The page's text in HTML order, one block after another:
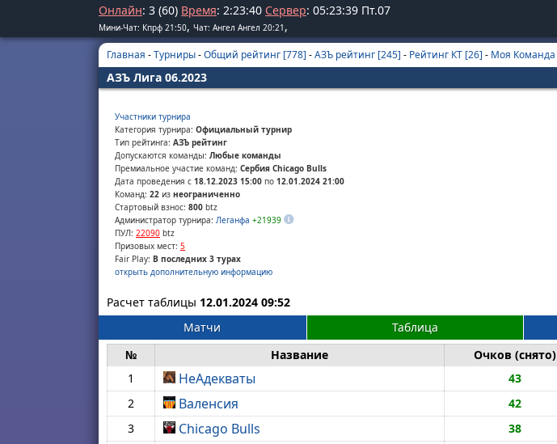
Онлайн: 3 (60) Время: 2:23:40 Сервер: 05:23:39 Пт.07
Мини-Чат: Кпрф 21:50, Чат: Ангел Ангел 20:21 ,
Главная -Турниры-Общий рейтинг [778] -АЗЪ рейтинг [245] - Рейтинг КТ [26] - Моя Команда
АЗЪ Лига 06.2023
Участники турнира
Категория турнира: Официальный турнир
Тип рейтинга: АЗЪ рейтинг
Допускаются команды: Любые команды
Премиальное участие команд: Сербия Chicago Bulls
Дата проведения с 18.12.2023 15:00 по 12.01.2024 21:00
Команд: 22 из неограниченно
Стартовый взнос: 800 btz
Администратор турнира: Леганфа +21939
ПУЛ: 22090 btz
Призовых мест: 5
Fair Play: В последних 3 турах
открыть дополнительную информацию
Расчет таблицы 12.01.2024 09:52
Матчи
Таблица
№
Название Очков (снято)
1
НеАдекваты 43
2
Валенсия 42
3
Chicago Bulls 38